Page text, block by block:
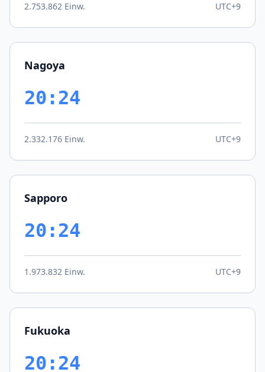
2.753.862 Einw. UTC+9
Nagoya
20:24
2.332.176 Einw. UTC+9
Sapporo
20:24
1.973.832 Einw. UTC+9
Fukuoka
20:24